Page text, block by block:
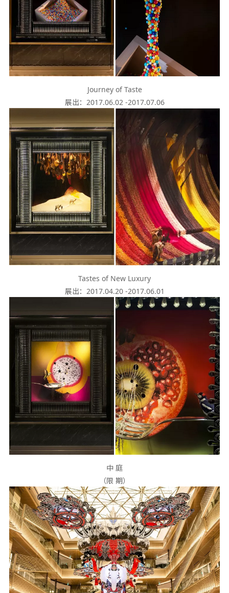
Journey of Taste
展出：2017.06.02 -2017.07.06
Tastes of New Luxury
展出：2017.04.20 -2017.06.01
中 庭
（限 期）